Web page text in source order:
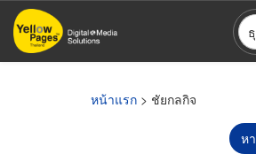
ข้าม
ไป
หน้าแรก > ชัยกลกิจ
ห